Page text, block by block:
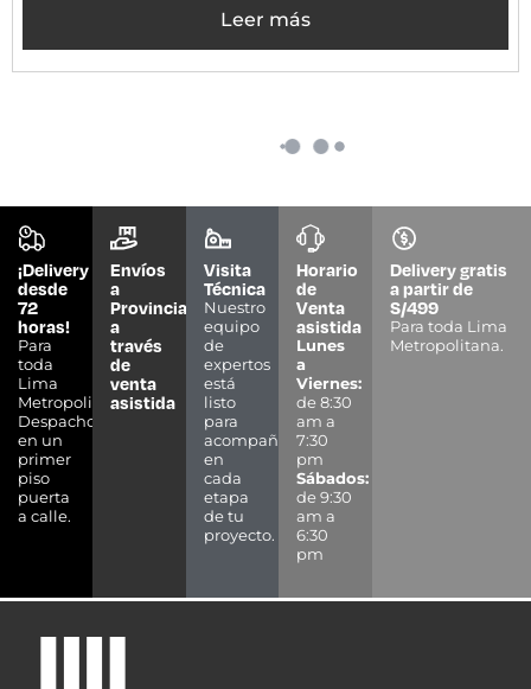
Leer más
CIELO RASO DECORATIVO PISOPAK ROBLE
AMERICANO ll 290X25CM 7 MM
PISOPAK